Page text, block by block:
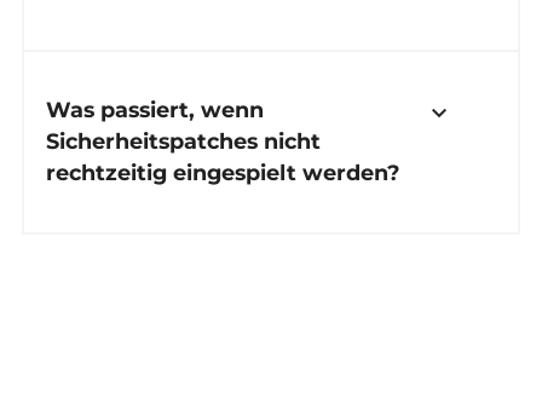
Was passiert, wenn
Sicherheitspatches nicht
rechtzeitig eingespielt werden?
keyboard_arrow_down